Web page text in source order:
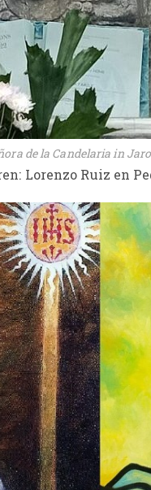
de la Candelaria in Jaro
Lorenzo Ruiz en